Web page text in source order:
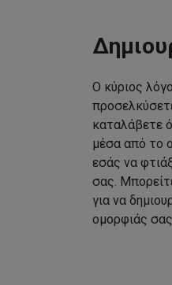
Ο κύριος
καταλάβετε
μέσα από το
εσάς να
σας.
για να
ομορφιάς